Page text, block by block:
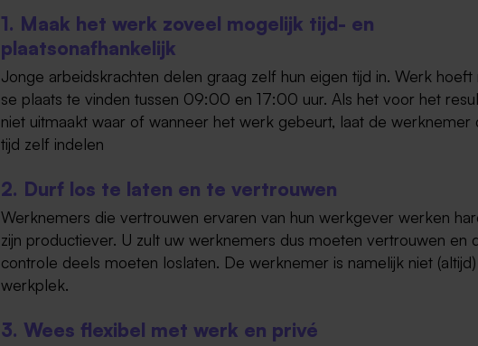
1. Maak het werk zoveel mogelijk tijd- en
plaatsonafhankelijk
Jonge arbeidskrachten delen graag zelf hun eigen tijd in. Werk hoeft
se plaats te vinden tussen 09:00 en 17:00 uur. Als het voor het
niet uitmaakt waar of wanneer het werk gebeurt, laat de werknemer
tijd zelf indelen
2. Durf los te laten en te vertrouwen
Werknemers die vertrouwen ervaren van hun werkgever werken
zijn productiever. U zult uw werknemers dus moeten vertrouwen en
controle deels moeten loslaten. De werknemer is namelijk niet
werkplek.
3. Wees flexibel met werk en privé